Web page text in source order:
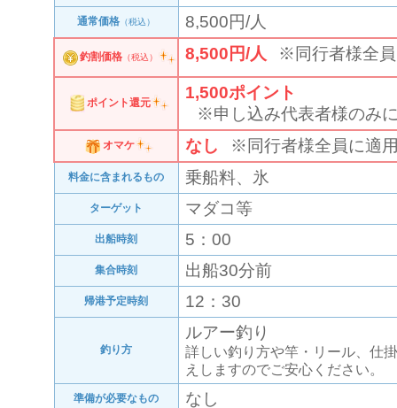
通常価格 （税込） 8,500円/人
釣割価格（税込） 8,500円/人 ※同行者様全
ポイント還元
1,500ポイント
※申し込み代表者様のみ
オマケ なし ※同行者様全員に適
料金に含まれるもの 乗船料、氷
ターゲット マダコ等
出船時刻 5：00
集合時刻 出船30分前
帰港予定時刻 12：30
釣り方
ルアー釣り
詳しい釣り方や竿・リール、仕
えしますのでご安心ください。
準備が必要なもの なし